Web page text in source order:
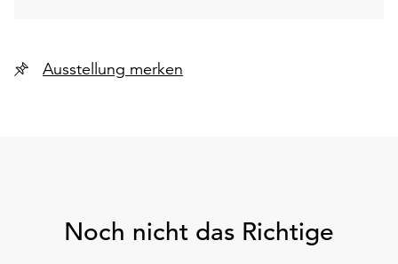
Ausstellung merken
Noch nicht das Richtige